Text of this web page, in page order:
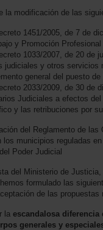
la modificación de las
1451/2005, de 7 de
y Promoción
1033/2007, de 20 de
judiciales y otros servicios
general del puesto
2033/2009, de 30 de
Judiciales a efectos
y las retribuciones por
del Reglamento de
los municipios reguladas
Poder Judicial
del Ministerio de
formulado las
de las
la escandalosa
generales y